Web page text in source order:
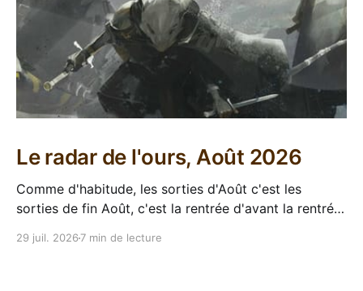
Le radar de l'ours, Août 2026
Comme d'habitude, les sorties d'Août c'est les
sorties de fin Août, c'est la rentrée d'avant la rentrée,
29 juil. 2026 7 min de lecture